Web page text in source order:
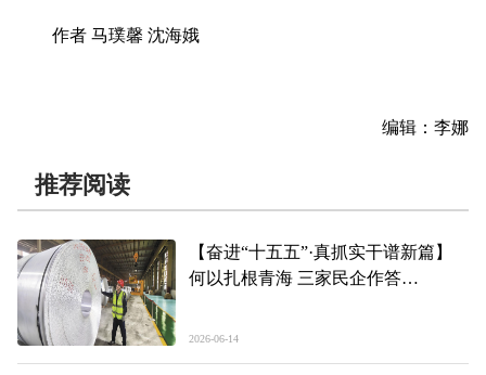
作者 马璞馨 沈海娥
编辑：李娜
推荐阅读
【奋进“十五五”·真抓实干谱新篇】
何以扎根青海 三家民企作答
2026-06-14